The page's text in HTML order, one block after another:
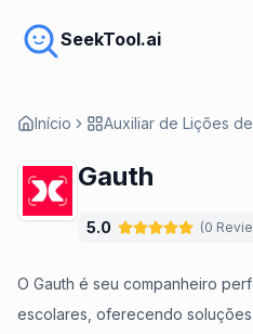
SeekTool.ai
Início Auxiliar de Lições
Gauth
5.0 (0
O Gauth é seu companheiro
escolares, oferecendo